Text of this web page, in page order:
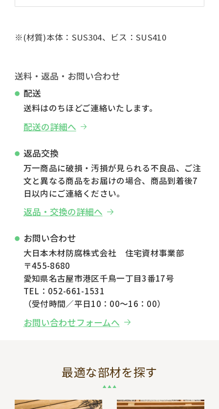
※(材質)本体：SUS304、ビス：SUS410
送料・返品・お問い合わせ
配送
送料はのちほどご連絡いたします。
配送の詳細へ
返品交換
万一商品に破損・汚損が見られる不良品、ご注
文と異なる商品をお届けの場合、商品到着後7
日以内にご連絡ください。
返品・交換の詳細へ
お問い合わせ
大日本木材防腐株式会社 住宅資材事業部
〒455-8680
愛知県名古屋市港区千鳥一丁目3番17号
TEL：052-661-1531
（受付時間／平日10：00～16：00）
お問い合わせフォームへ
最適な部材を探す